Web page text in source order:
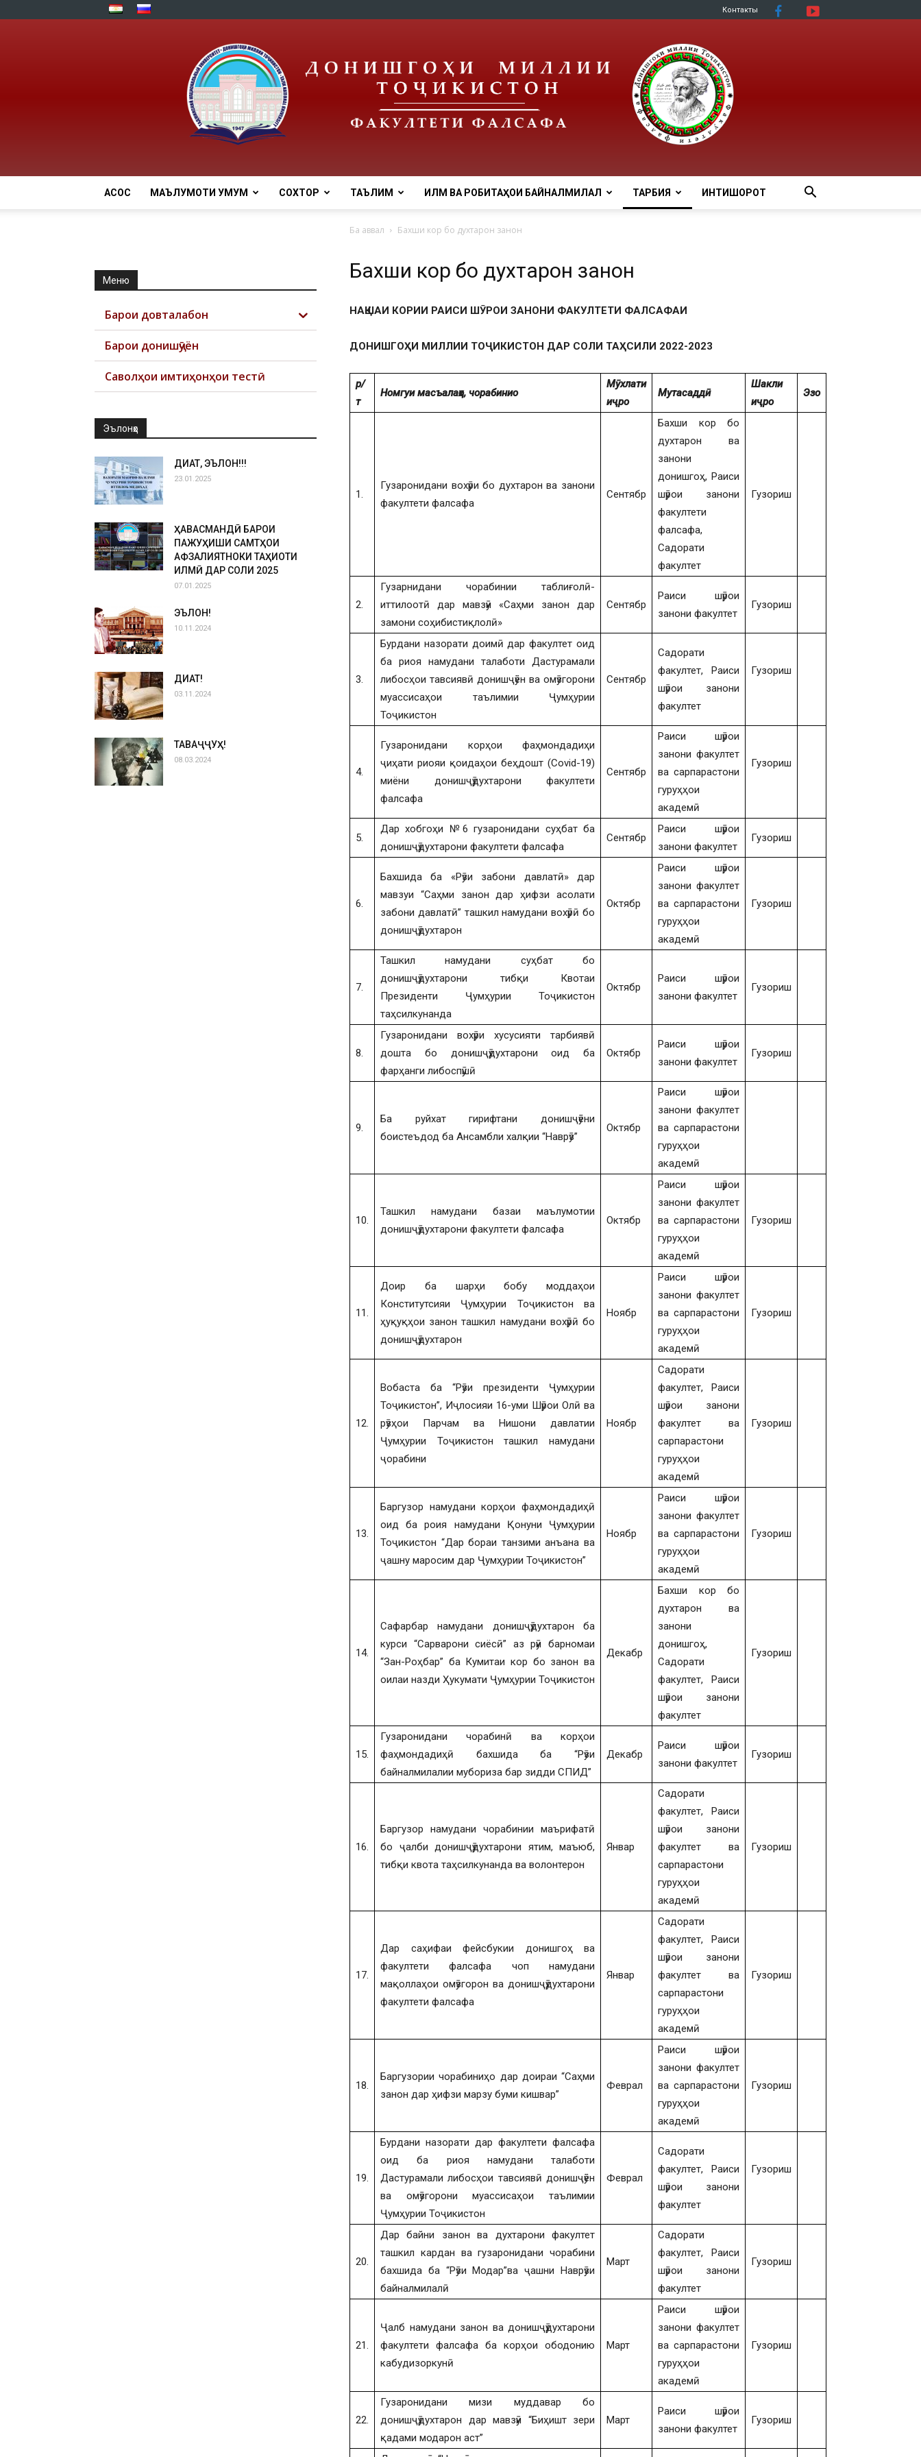
Контакты
АСОСӢ МАЪЛУМОТИ УМУМӢ СОХТОР ТАЪЛИМ ИЛМ ВА РОБИТАҲОИ БАЙНАЛМИЛАЛӢ ТАРБИЯ ИНТИШОРОТ
Ба аввал Бахши кор бо духтарон занон
Бахши кор бо духтарон занон
НАҚШАИ КОРИИ РАИСИ ШӮРОИ ЗАНОНИ ФАКУЛТЕТИ ФАЛСАФАИ
ДОНИШГОҲИ МИЛЛИИ ТОҶИКИСТОН ДАР СОЛИ ТАҲСИЛИ 2022-2023
р/
т
Номгуи масъалаҳо, чорабинио
Мӯхлати
иҷро
Мутасаддӣ
Шакли
иҷро
Эзо
1.
Гузаронидани вохӯри бо духтарон ва занони
факултети фалсафа
Сентябр
Бахши кор бо
духтарон ва
занони
донишгоҳ, Раиси
шӯрои занони
факултети
фалсафа,
Садорати
факултет
Гузориш
2.
Гузарнидани чорабинии таблиғолӣ-
иттилоотӣ дар мавзӯи «Саҳми занон дар
замони соҳибистиқлолӣ»
Сентябр
Раиси шӯрои
занони факултет
Гузориш
3.
Бурдани назорати доимӣ дар факултет оид
ба риоя намудани талаботи Дастурамали
либосҳои тавсиявӣ донишҷӯён ва омӯзгорони
муассисаҳои таълимии Ҷумҳурии
Тоҷикистон
Сентябр
Садорати
факултет, Раиси
шӯрои занони
факултет
Гузориш
4.
Гузаронидани корҳои фаҳмондадиҳи
ҷиҳати риояи қоидаҳои беҳдошт (Covid-19)
миёни донишҷӯдухтарони факултети
фалсафа
Сентябр
Раиси шӯрои
занони факултет
ва сарпарастони
гуруҳҳои
академӣ
Гузориш
5.
Дар хобгоҳи №6 гузаронидани суҳбат ба
донишҷӯдухтарони факултети фалсафа
Сентябр
Раиси шӯрои
занони факултет
Гузориш
6.
Бахшида ба «Рӯзи забони давлатӣ» дар
мавзуи “Саҳми занон дар ҳифзи асолати
забони давлатӣ” ташкил намудани вохӯрӣ бо
донишҷӯдухтарон
Октябр
Раиси шӯрои
занони факултет
ва сарпарастони
гуруҳҳои
академӣ
Гузориш
7.
Ташкил намудани суҳбат бо
донишҷӯдухтарони тибқи Квотаи
Президенти Ҷумҳурии Тоҷикистон
таҳсилкунанда
Октябр
Раиси шӯрои
занони факултет
Гузориш
8.
Гузаронидани вохӯри хусусияти тарбиявӣ
дошта бо донишҷӯдухтарони оид ба
фарҳанги либоспӯшӣ
Октябр
Раиси шӯрои
занони факултет
Гузориш
9.
Ба руйхат гирифтани донишҷӯёни
боистеъдод ба Ансамбли халқии “Наврӯз”
Октябр
Раиси шӯрои
занони факултет
ва сарпарастони
гуруҳҳои
академӣ
10.
Ташкил намудани базаи маълумотии
донишҷӯдухтарони факултети фалсафа
Октябр
Раиси шӯрои
занони факултет
ва сарпарастони
гуруҳҳои
академӣ
Гузориш
11.
Доир ба шарҳи бобу моддаҳои
Конститутсияи Ҷумҳурии Тоҷикистон ва
ҳуқуқҳои занон ташкил намудани вохӯрӣ бо
донишҷӯдухтарон
Ноябр
Раиси шӯрои
занони факултет
ва сарпарастони
гуруҳҳои
академӣ
Гузориш
12.
Вобаста ба “Рӯзи президенти Ҷумҳурии
Тоҷикистон”, Иҷлосияи 16-уми Шӯрои Олӣ ва
рӯзҳои Парчам ва Нишони давлатии
Ҷумҳурии Тоҷикистон ташкил намудани
ҷорабини
Ноябр
Садорати
факултет, Раиси
шӯрои занони
факултет ва
сарпарастони
гуруҳҳои
академӣ
Гузориш
13.
Баргузор намудани корҳои фаҳмондадиҳӣ
оид ба роия намудани Қонуни Ҷумҳурии
Тоҷикистон “Дар бораи танзими анъана ва
ҷашну маросим дар Ҷумҳурии Тоҷикистон”
Ноябр
Раиси шӯрои
занони факултет
ва сарпарастони
гуруҳҳои
академӣ
Гузориш
14.
Сафарбар намудани донишҷӯдухтарон ба
курси “Сарварони сиёсӣ” аз рӯи барномаи
“Зан-Роҳбар” ба Кумитаи кор бо занон ва
оилаи назди Ҳукумати Ҷумҳурии Тоҷикистон
Декабр
Бахши кор бо
духтарон ва
занони
донишгоҳ,
Садорати
факултет, Раиси
шӯрои занони
факултет
Гузориш
15.
Гузаронидани чорабинӣ ва корҳои
фаҳмондадиҳӣ бахшида ба “Рӯзи
байналмилалии мубориза бар зидди СПИД”
Декабр
Раиси шӯрои
занони факултет
Гузориш
16.
Баргузор намудани чорабинии маърифатӣ
бо ҷалби донишҷӯдухтарони ятим, маъюб,
тибқи квота таҳсилкунанда ва волонтерон
Январ
Садорати
факултет, Раиси
шӯрои занони
факултет ва
сарпарастони
гуруҳҳои
академӣ
Гузориш
17.
Дар саҳифаи фейсбукии донишгоҳ ва
факултети фалсафа чоп намудани
мақоллаҳои омӯзгорон ва донишҷӯдухтарони
факултети фалсафа
Январ
Садорати
факултет, Раиси
шӯрои занони
факултет ва
сарпарастони
гуруҳҳои
академӣ
Гузориш
18.
Баргузории чорабиниҳо дар доираи “Саҳми
занон дар ҳифзи марзу буми кишвар”
Феврал
Раиси шӯрои
занони факултет
ва сарпарастони
гуруҳҳои
академӣ
Гузориш
19.
Бурдани назорати дар факултети фалсафа
оид ба риоя намудани талаботи
Дастурамали либосҳои тавсиявӣ донишҷӯён
ва омӯзгорони муассисаҳои таълимии
Ҷумҳурии Тоҷикистон
Феврал
Садорати
факултет, Раиси
шӯрои занони
факултет
Гузориш
20.
Дар байни занон ва духтарони факултет
ташкил кардан ва гузаронидани чорабини
бахшида ба “Рӯзи Модар”ва ҷашни Наврӯзи
байналмилалӣ
Март
Садорати
факултет, Раиси
шӯрои занони
факултет
Гузориш
21.
Ҷалб намудани занон ва донишҷӯдухтарони
факултети фалсафа ба корҳои ободонию
кабудизоркунӣ
Март
Раиси шӯрои
занони факултет
ва сарпарастони
гуруҳҳои
академӣ
Гузориш
22.
Гузаронидани мизи муддавар бо
донишҷӯдухтарон дар мавзӯи “Биҳишт зери
қадами модарон аст”
Март
Раиси шӯрои
занони факултет
Гузориш
Меню
Барои довталабон
Барои донишҷӯён
Саволҳои имтиҳонҳои тестӣ
Эълонҳо
ДИҚҚАТ, ЭЪЛОН!!!
23.01.2025
ҲАВАСМАНДӢ БАРОИ
ПАЖУҲИШИ САМТҲОИ
АФЗАЛИЯТНОКИ ТАҲҚИҚОТИ
ИЛМӢ ДАР СОЛИ 2025
07.01.2025
ЭЪЛОН!
10.11.2024
ДИҚҚАТ!
03.11.2024
ТАВАҶҶУҲ!
08.03.2024